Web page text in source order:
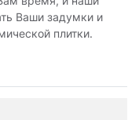
Ваши задумки и
плитки.